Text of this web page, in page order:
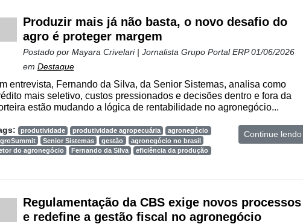
Produzir mais já não basta, o novo desafio do
agro é proteger margem
Postado por Mayara Crivelari | Jornalista Grupo Portal ERP01/06/2026
em Destaque
entrevista, Fernando da Silva, da Senior Sistemas, analisa como
mais seletivo, custos pressionados e decisões dentro e fora da
estão mudando a lógica de rentabilidade no agronegócio...
produtividade produtividade agropecuária
agronegócio
Senior Sistemas gestão
agronegócio no brasil
do agronegócio
Fernando da Silva eficiência da produção
Continue lendo
Regulamentação da CBS exige novos processos
e redefine a gestão fiscal no agronegócio